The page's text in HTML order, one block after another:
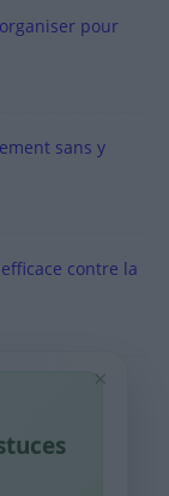
pour
sans y
contre la
simple +
×